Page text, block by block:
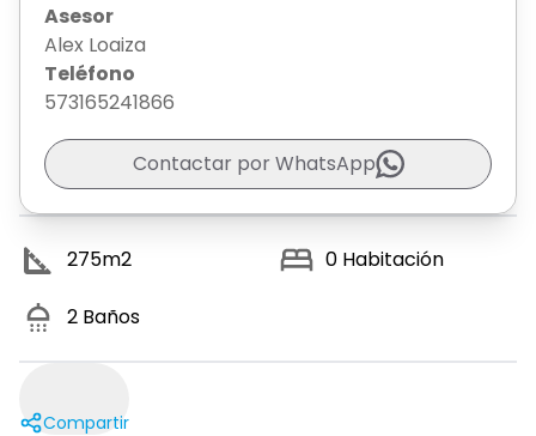
Asesor
Alex Loaiza
Teléfono
573165241866
Contactar por WhatsApp
275m2 0 Habitación
2 Baños
Compartir